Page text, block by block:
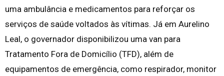
uma ambulância e medicamentos para reforçar os
serviços de saúde voltados às vítimas. Já em Aurelino
Leal, o governador disponibilizou uma van para
Tratamento Fora de Domicílio (TFD), além de
equipamentos de emergência, como respirador, monitor